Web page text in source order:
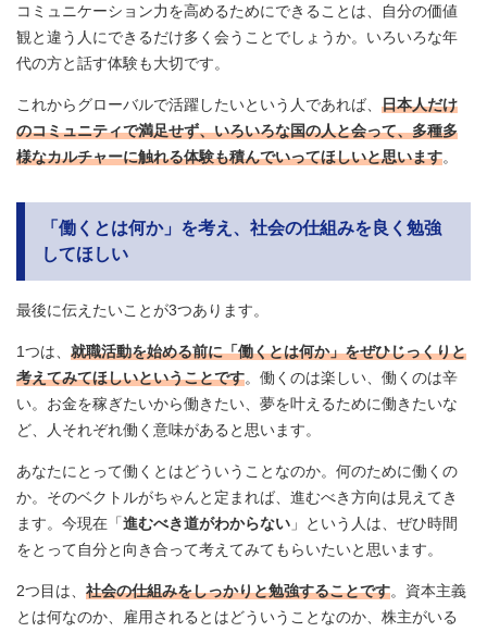
コミュニケーション力を高めるためにできることは、自分の価値
観と違う人にできるだけ多く会うことでしょうか。いろいろな年
代の方と話す体験も大切です。
これからグローバルで活躍したいという人であれば、 日本人だけ
のコミュニティで満足せず、いろいろな国の人と会って、多種多
様なカルチャーに触れる体験も積んでいってほしいと思います。
「働くとは何か」を考え、社会の仕組みを良く勉強
してほしい
最後に伝えたいことが3つあります。
1つは、 就職活動を始める前に「働くとは何か」をぜひじっくりと
考えてみてほしいということです。働くのは楽しい、働くのは辛
い。お金を稼ぎたいから働きたい、夢を叶えるために働きたいな
ど、人それぞれ働く意味があると思います。
あなたにとって働くとはどういうことなのか。何のために働くの
か。そのベクトルがちゃんと定まれば、進むべき方向は見えてき
ます。今現在「進むべき道がわからない 」という人は、ぜひ時間
をとって自分と向き合って考えてみてもらいたいと思います。
2つ目は、 社会の仕組みをしっかりと勉強することです。資本主義
とは何なのか、雇用されるとはどういうことなのか、株主がいる